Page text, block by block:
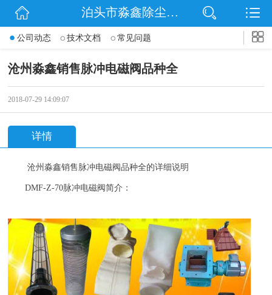
网站首页
公司动态
泊头市淼鑫除尘配件销售处
公司动态 技术文档 常见问题
沧州淼鑫销售脉冲电磁阀品种全
2018-07-29 14:09:07
详情
沧州淼鑫销售脉冲电磁阀品种全的详细说明
DMF-Z-70脉冲电磁阀简介：